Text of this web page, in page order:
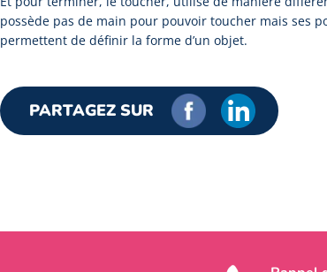
possède pas de main pour pouvoir toucher mais ses
permettent de définir la forme d’un objet.
PARTAGEZ SUR